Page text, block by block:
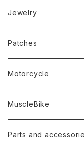
Jewelry
Patches
Motorcycle
MuscleBike
Parts and